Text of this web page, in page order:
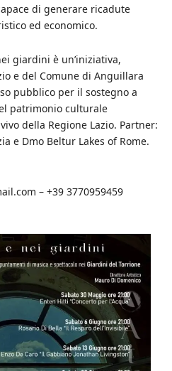
di generare ricadute
ed economico.
giardini è un’iniziativa,
e del Comune di Anguillara
pubblico per il sostegno a
patrimonio culturale
della Regione Lazio. Partner:
e Dmo Beltur Lakes of Rome.
– +39 3770959459